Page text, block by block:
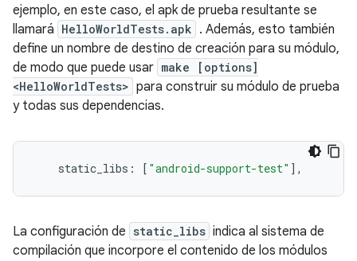
ejemplo, en este caso, el apk de prueba resultante se
llamará HelloWorldTests.apk . Además, esto también
define un nombre de destino de creación para su módulo,
de modo que puede usar make [options]
<HelloWorldTests> para construir su módulo de prueba
y todas sus dependencias.
static_libs : [ "android-support-test" ],
La configuración de static_libs indica al sistema de
compilación que incorpore el contenido de los módulos